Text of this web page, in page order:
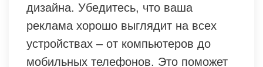
дизайна. Убедитесь, что ваша
реклама хорошо выглядит на всех
устройствах – от компьютеров до
мобильных телефонов. Это поможет